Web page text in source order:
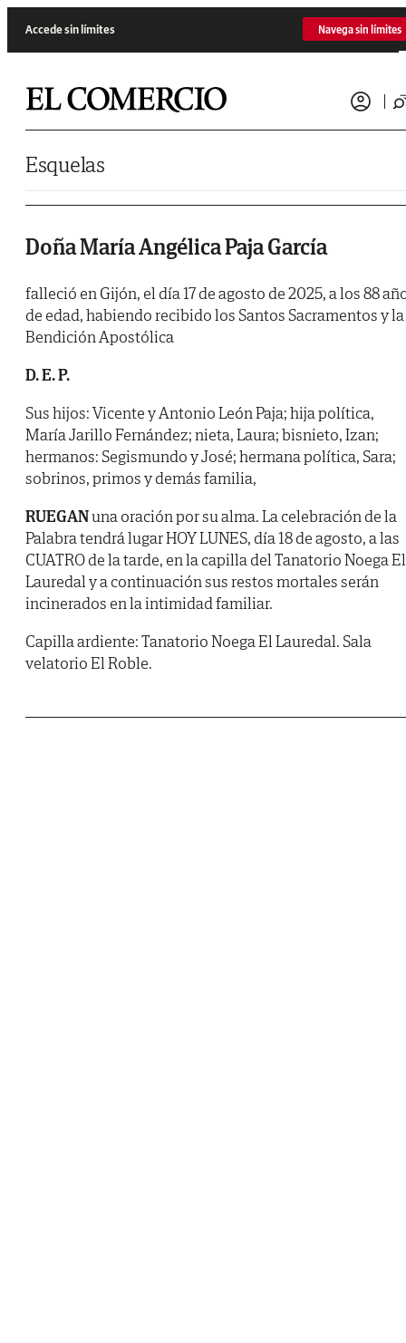
Accede sin límites Navega sin límites
Esquelas
Doña María Angélica Paja García
falleció en Gijón, el día 17 de agosto de 2025, a los 88
de edad, habiendo recibido los Santos Sacramentos y la
Bendición Apostólica
D. E. P.
Sus hijos: Vicente y Antonio León Paja; hija política,
María Jarillo Fernández; nieta, Laura; bisnieto, Izan;
hermanos: Segismundo y José; hermana política, Sara;
sobrinos, primos y demás familia,
RUEGANuna oración por su alma. La celebración de la
Palabra tendrá lugar HOY LUNES, día 18 de agosto, a las
CUATRO de la tarde, en la capilla del Tanatorio Noega El
Lauredal y a continuación sus restos mortales serán
incinerados en la intimidad familiar.
Capilla ardiente: Tanatorio Noega El Lauredal. Sala
velatorio El Roble.